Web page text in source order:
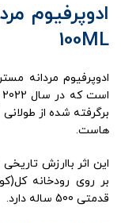
ادوپرفیوم
100ML
ادوپرفیوم مردانه
برگرفته شده از
هاست.
بر روی رودخانه
قدمتی 500 ساله دارد.